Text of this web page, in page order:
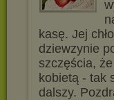
kasę. Jej
dziewzynie
szczęścia,
kobietą - tak
dalszy.